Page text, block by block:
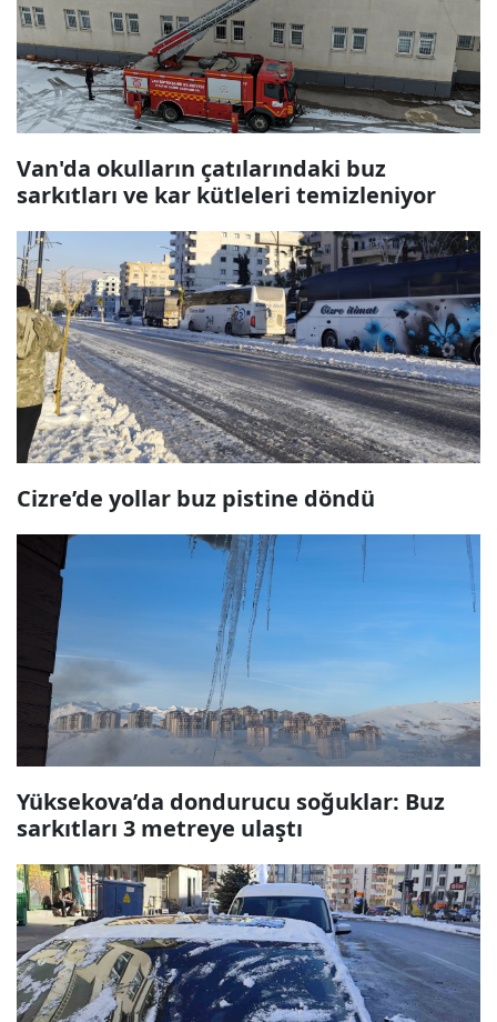
Van'da okulların çatılarındaki buz
sarkıtları ve kar kütleleri temizleniyor
Cizre’de yollar buz pistine döndü
Yüksekova’da dondurucu soğuklar: Buz
sarkıtları 3 metreye ulaştı